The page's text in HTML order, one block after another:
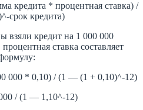
кредита * процентная ставка) /
срок кредита)
взяли кредит на 1 000 000
ставка составляет
000 * 0,10) / (1 — (1 + 0,10)^-12)
/ (1 — 1,10^-12)